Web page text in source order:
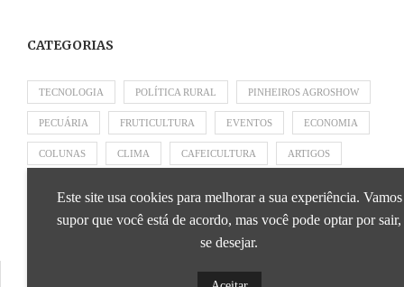
CATEGORIAS
TECNOLOGIA POLÍTICA RURAL PINHEIROS AGROSHOW
PECUÁRIA FRUTICULTURA EVENTOS ECONOMIA
COLUNAS CLIMA CAFEICULTURA ARTIGOS
APRESENTADO POR BRAPEX
Este site usa cookies para melhorar a sua experiência. Vamos
supor que você está de acordo, mas você pode optar por sair,
se desejar.